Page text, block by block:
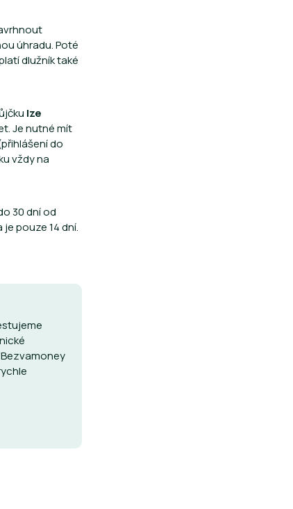
úhradu. Poté
dlužník také
lze
Je nutné mít
do
vždy na
30 dní od
pouze 14 dní.